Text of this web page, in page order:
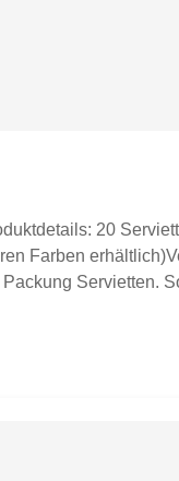
20
Farben
Servietten.